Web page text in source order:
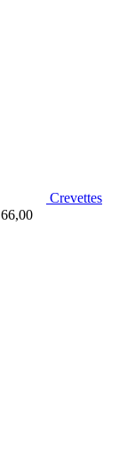
Crevettes
66,00